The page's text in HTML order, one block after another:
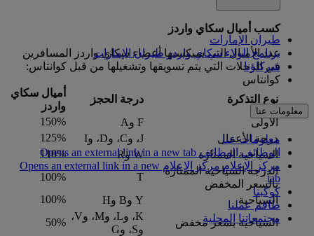
كسب أميال سكاي واردز
عدد الأميال التي سيكسبها أعضاء سكاي واردز المسافرين
في الرحلات التي يتم تسويقها وتشغيلها من قبل كوانتاس:
نوع التذكرة درجة الحجز
أميال سكاي
واردز
الأولى
F وA
150%
درجة الأعمال
J، وC، وD، وI
125%
السياحية الممتازة
W وR
110%
الدرجة السياحية الممتازة
بالسعر المخفض
T
100%
السياحية
Y وB وH
100%
السياحية بسعر مخفض
K، وL، وM، وV،
وS، وG
50%
طيران الإمارات
برنامج الولاء سكاي واردز طيران الإمارات
شركاؤنا
كوانتاس
معلومات عنا
معلومات عنا
الوظائف الوظائف Opens an external link in a new tab
مركز الإعلام
مركز الإعلام Opens an external link in a new
tab
كوكبنا
طاقم عملنا
مجتمعاتنا المحلية